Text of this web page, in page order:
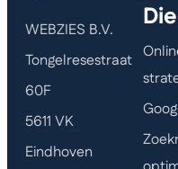
WEBZIES B.V.
Tongelresestraat
60F
5611 VK
Eindhoven